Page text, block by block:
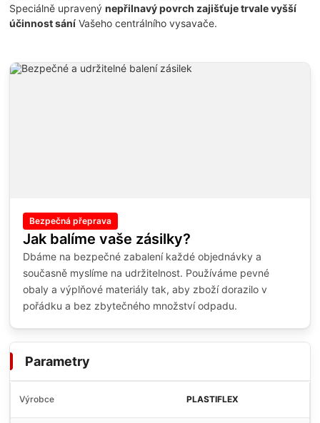
Speciálně upravenýnepřilnavý povrch zajišťuje trvale vyšší
účinnost sání Vašeho centrálního vysavače.
Bezpečná přeprava
Jak balíme vaše zásilky?
Dbáme na bezpečné zabalení každé objednávky a
současně myslíme na udržitelnost. Používáme pevné
obaly a výplňové materiály tak, aby zboží dorazilo v
pořádku a bez zbytečného množství odpadu.
Parametry
Výrobce PLASTIFLEX